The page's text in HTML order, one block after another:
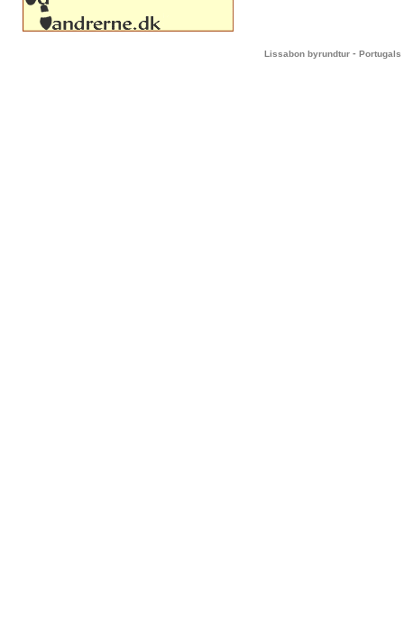
Lissabon byrundtur - Portugals